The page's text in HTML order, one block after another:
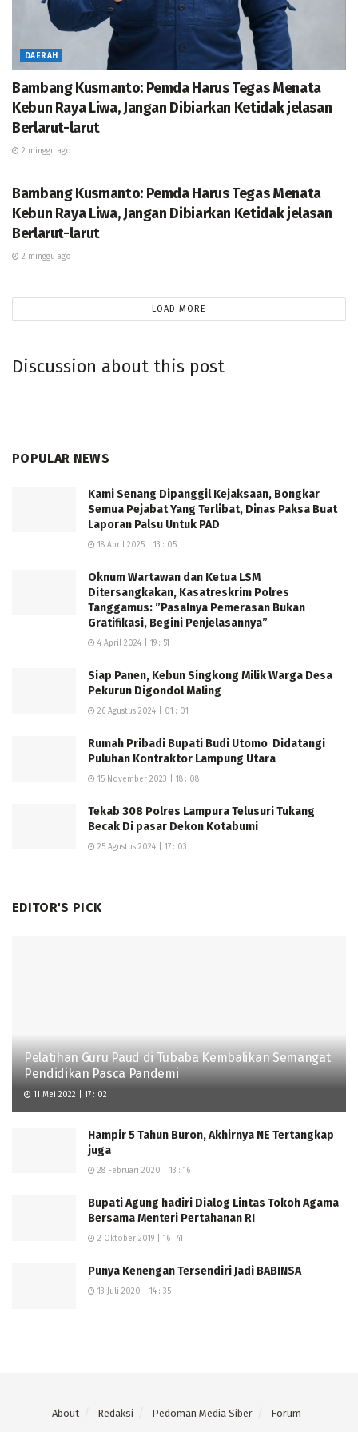
Tak hanya itu, pemerintah provinsi juga tengah
penanganan ruas Padang Ratu–Kalirejo dan Padang
Ratu–Pekurun Udik. Upaya ini menunjukkan bahwa
melainkan terintegrasi untuk membangun konektivitas
* Ruas Kalirejo – Bangunrejo: Penanganan sepanjang
5,53 KM dengan perkerasan beton (rigid pavement)
senilai Rp 57,75 miliar.
* Ruas Padang Ratu – Pekurun Udik: Penanganan
sepanjang 3,5 KM dengan jenis pekerjaan rigid beton
senilai Rp 38,39 miliar.
* Ruas Padang Ratu – Kalirejo: Penanganan sepanjang
6,5 KM dengan jenis pekerjaan rigid beton senilai Rp
Ketiga ruas tersebut dikenal sebagai jalur vital dengan
kepadatan aktivitas masyarakat yang tinggi, mulai dari
sektor pertanian, perkebunan, perdagangan, hingga
Tingginya aktivitas tersebut berbanding lurus dengan
kepadatan lalu lintas. Berdasarkan analisis LHR (Lalu
Lintas Harian Rata-rata), jalur ini dilalui berbagai jenis
kendaraan, termasuk truk bermuatan berat, yang
selama ini menjadi salah satu faktor utama percepatan
Pada kesempatan tersebut, Gubernur Mirza juga
meninjau langsung detail teknis pengerjaan di
hingga kesiapan alat berat, serta memastikan
perhitungan LHR menjadi dasar dalam menentukan
spesifikasi pembangunan.
Dalam sambutannya, Gubernur Mirza menegaskan
DAERAH
Bambang Kusmanto: Pemda Harus Tegas Menata
Kebun Raya Liwa, Jangan Dibiarkan Ketidak jelasan
Berlarut-larut
2 minggu ago
Bambang Kusmanto: Pemda Harus Tegas Menata
Kebun Raya Liwa, Jangan Dibiarkan Ketidak jelasan
Berlarut-larut
2 minggu ago
LOAD MORE
Discussion about this post
POPULAR NEWS
Kami Senang Dipanggil Kejaksaan, Bongkar
Semua Pejabat Yang Terlibat, Dinas Paksa Buat
Laporan Palsu Untuk PAD
18 April 2025 | 13 : 05
Oknum Wartawan dan Ketua LSM
Ditersangkakan, Kasatreskrim Polres
Tanggamus: ”Pasalnya Pemerasan Bukan
Gratifikasi, Begini Penjelasannya”
4 April 2024 | 19 : 51
Siap Panen, Kebun Singkong Milik Warga Desa
Pekurun Digondol Maling
26 Agustus 2024 | 01 : 01
Rumah Pribadi Bupati Budi Utomo Didatangi
Puluhan Kontraktor Lampung Utara
15 November 2023 | 18 : 08
Tekab 308 Polres Lampura Telusuri Tukang
Becak Di pasar Dekon Kotabumi
25 Agustus 2024 | 17 : 03
EDITOR'S PICK
Pelatihan Guru Paud di Tubaba Kembalikan Semangat
Pendidikan Pasca Pandemi
11 Mei 2022 | 17 : 02
Hampir 5 Tahun Buron, Akhirnya NE Tertangkap
juga
28 Februari 2020 | 13 : 16
Bupati Agung hadiri Dialog Lintas Tokoh Agama
Bersama Menteri Pertahanan RI
2 Oktober 2019 | 16 : 41
Punya Kenengan Tersendiri Jadi BABINSA
13 Juli 2020 | 14 : 35
About Redaksi Pedoman Media Siber Forum